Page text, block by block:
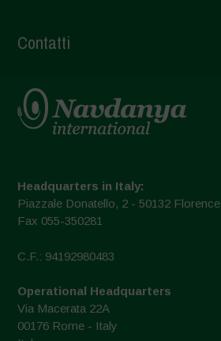
Contatti
Headquarters in Italy:
Piazzale Donatello, 2 - 50132 Florence
Fax 055-350281
C.F.: 94192980483
Operational Headquarters
Via Macerata 22A
00176 Rome - Italy